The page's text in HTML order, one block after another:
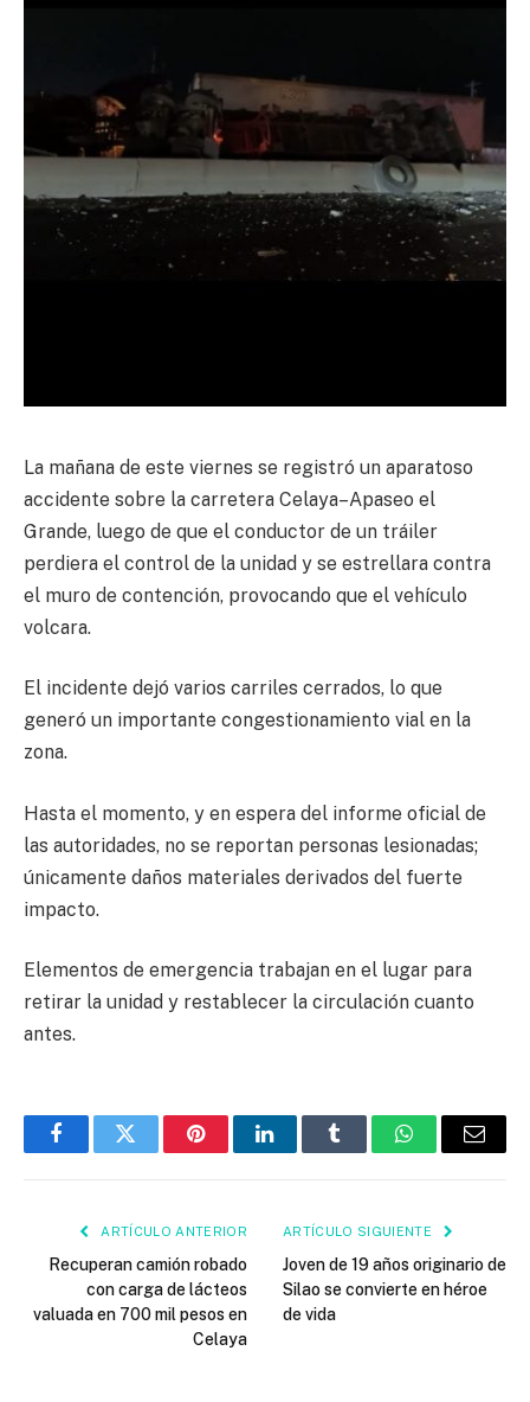
La mañana de este viernes se registró un aparatoso
accidente sobre la carretera Celaya–Apaseo el
Grande, luego de que el conductor de un tráiler
perdiera el control de la unidad y se estrellara contra
el muro de contención, provocando que el vehículo
volcara.
El incidente dejó varios carriles cerrados, lo que
generó un importante congestionamiento vial en la
zona.
Hasta el momento, y en espera del informe oficial de
las autoridades, no se reportan personas lesionadas;
únicamente daños materiales derivados del fuerte
impacto.
Elementos de emergencia trabajan en el lugar para
retirar la unidad y restablecer la circulación cuanto
antes.
FacebookTwitter PinterestLinkedInTumblr WhatsAppEmail
ARTÍCULO ANTERIOR
Recuperan camión robado
con carga de lácteos
valuada en 700 mil pesos en
Celaya
ARTÍCULO SIGUIENTE
Joven de 19 años originario de
Silao se convierte en héroe
de vida